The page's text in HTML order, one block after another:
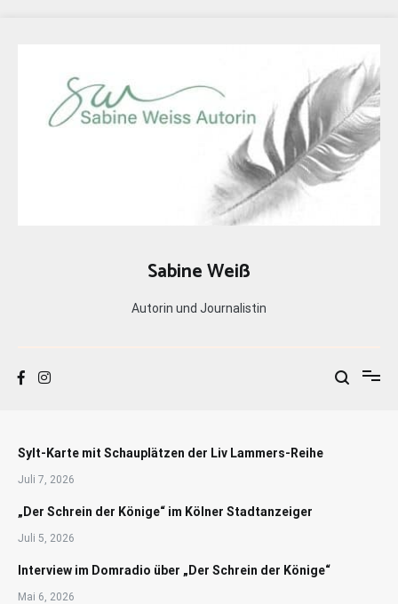
Sabine Weiß
Autorin und Journalistin
Sylt-Karte mit Schauplätzen der Liv Lammers-Reihe
Juli 7, 2026
„Der Schrein der Könige“ im Kölner Stadtanzeiger
Juli 5, 2026
Interview im Domradio über „Der Schrein der Könige“
Mai 6, 2026